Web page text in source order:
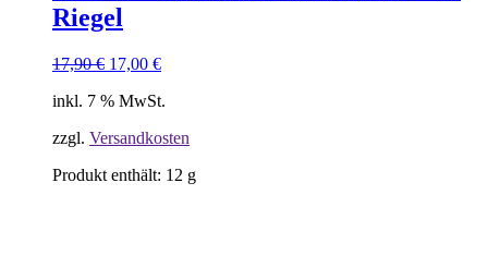
Riegel
17,90€ Ursprünglicher
war:
17,00 €Aktueller
ist:
inkl. 7 % MwSt.
zzgl. Versandkosten
Produkt enthält: 12 g